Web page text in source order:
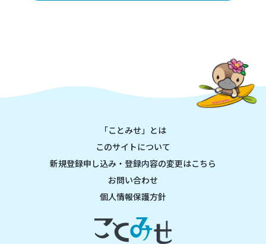
「ことみせ」とは
このサイトについて
新規登録申し込み・登録内容の変更はこちら
お問い合わせ
個人情報保護方針